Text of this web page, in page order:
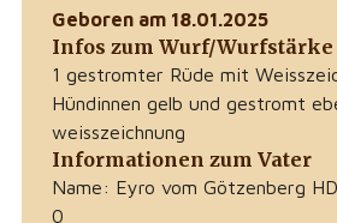
Geboren am 18.01.2025
Infos zum Wurf/Wurfstärke
1 gestromter Rüde mit
Hündinnen gelb und gestromt
weisszeichnung
Informationen zum Vater
Name: Eyro vom Götzenberg
0